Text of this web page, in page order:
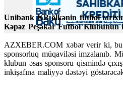
Unibank KB ölkənin futbol
Kəpəz Peşəkar Futbol Klubunun
AZXEBER.COM xəbər verir ki, bu
sponsorluq müqaviləsi imzalanıb.
klubun əsas sponsoru qismində
inkişafına maliyyə dəstəyi